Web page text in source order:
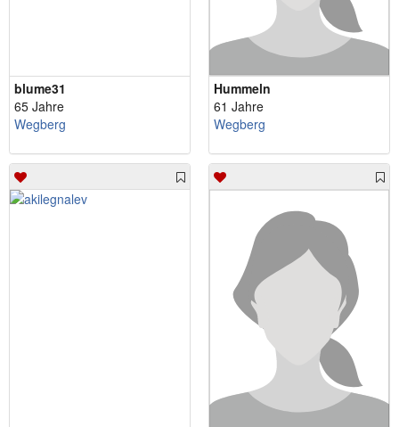
blume31
65 Jahre
Wegberg
Hummeln
61 Jahre
Wegberg